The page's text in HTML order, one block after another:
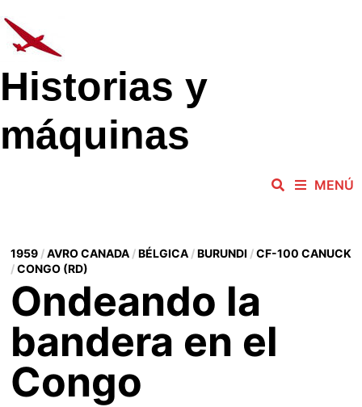
al
contenido
Historias y
máquinas
MENÚ
1959/AVRO CANADA/BÉLGICA/BURUNDI /CF-100 CANUCK
/CONGO (RD)
Ondeando la
bandera en el
Congo